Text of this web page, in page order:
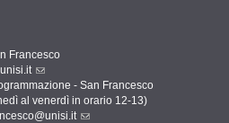
Francesco
- San Francesco
al venerdì in orario 12-13)